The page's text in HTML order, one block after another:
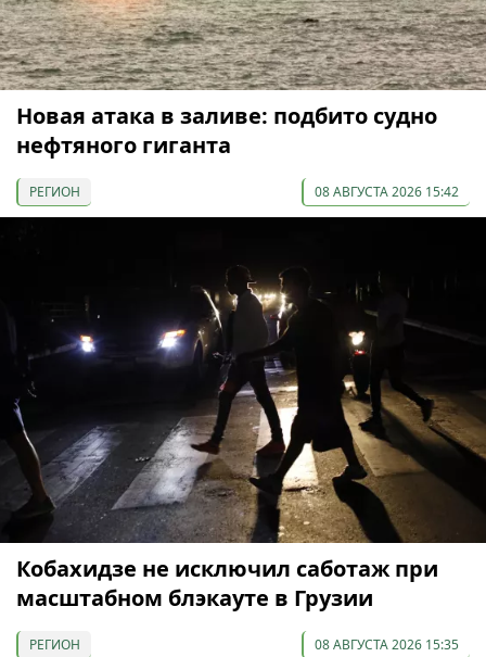
Новая атака в заливе: подбито судно
нефтяного гиганта
РЕГИОН 08 АВГУСТА 2026 15:42
Кобахидзе не исключил саботаж при
масштабном блэкауте в Грузии
РЕГИОН 08 АВГУСТА 2026 15:35